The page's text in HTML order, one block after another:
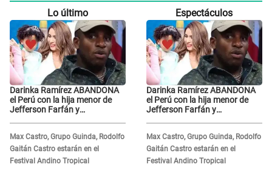
Lo último
Darinka Ramírez ABANDONA
el Perú con la hija menor de
Jefferson Farfán y
Max Castro, Grupo Guinda, Rodolfo
Gaitán Castro estarán en el
Festival Andino Tropical
Espectáculos
Darinka Ramírez ABANDONA
el Perú con la hija menor de
Jefferson Farfán y
Max Castro, Grupo Guinda, Rodolfo
Gaitán Castro estarán en el
Festival Andino Tropical